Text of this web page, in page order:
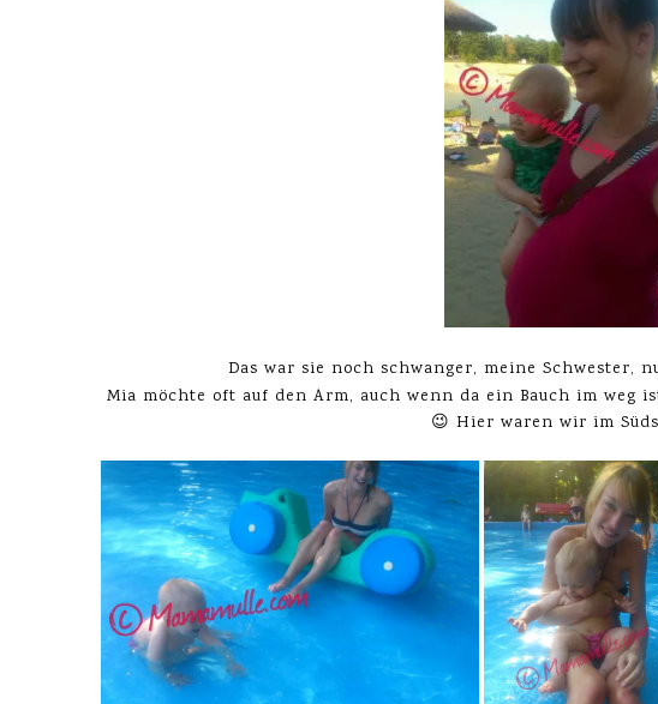
Das war sie noch schwanger, meine Schwester,
Mia möchte oft auf den Arm, auch wenn da ein Bauch im weg
😉 Hier waren wir im